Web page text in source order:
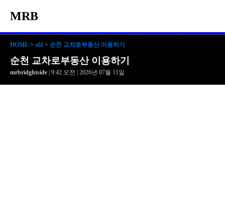
MRB
HOME > old > 순천 교차로부동산 이용하기
순천 교차로부동산 이용하기
mrbridghtside | 9:42 오전 | 2026년 07월 11일